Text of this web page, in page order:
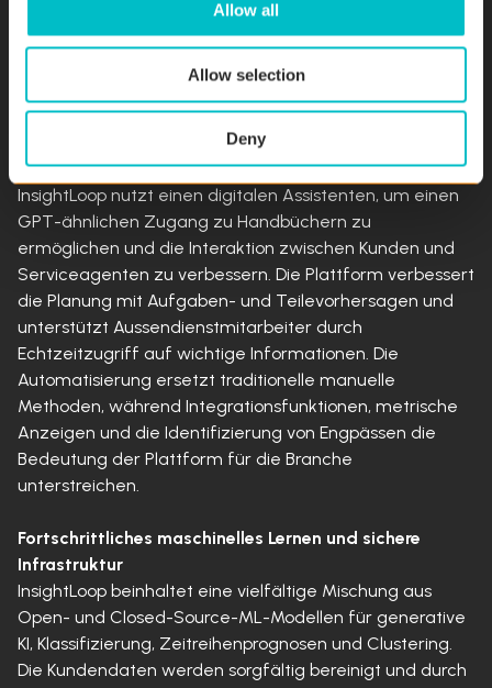
Allow all
Allow selection
Deny
Wie InsightLoop zukünftige Herausforderungen
adressiert
Digitale Unterstützung und verbesserte Interaktionen
InsightLoop nutzt einen digitalen Assistenten, um einen
GPT-ähnlichen Zugang zu Handbüchern zu
ermöglichen und die Interaktion zwischen Kunden und
Serviceagenten zu verbessern. Die Plattform verbessert
die Planung mit Aufgaben- und Teilevorhersagen und
unterstützt Aussendienstmitarbeiter durch
Echtzeitzugriff auf wichtige Informationen. Die
Automatisierung ersetzt traditionelle manuelle
Methoden, während Integrationsfunktionen, metrische
Anzeigen und die Identifizierung von Engpässen die
Bedeutung der Plattform für die Branche
unterstreichen.
Fortschrittliches maschinelles Lernen und sichere
Infrastruktur
InsightLoop beinhaltet eine vielfältige Mischung aus
Open- und Closed-Source-ML-Modellen für generative
KI, Klassifizierung, Zeitreihenprognosen und Clustering.
Die Kundendaten werden sorgfältig bereinigt und durch